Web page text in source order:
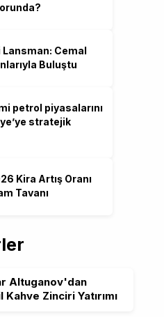
Lansman: Cemal
Buluştu
petrol piyasalarını
stratejik
Kira Artış Oranı
Tavanı
Altuganov'dan
Zinciri Yatırımı